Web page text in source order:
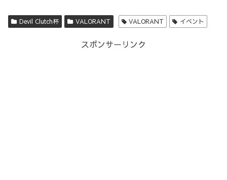
Devil Clutch杯 VALORANT VALORANT イベント
スポンサーリンク